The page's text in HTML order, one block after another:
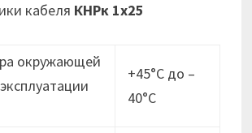
кабеля КНРк 1х25
окружающей
+45°С до –
40°С